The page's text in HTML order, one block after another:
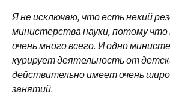
Я не исключаю, что есть некий
министерства науки, потому что
очень много всего. И одно
курирует деятельность от
действительно имеет очень
занятий.